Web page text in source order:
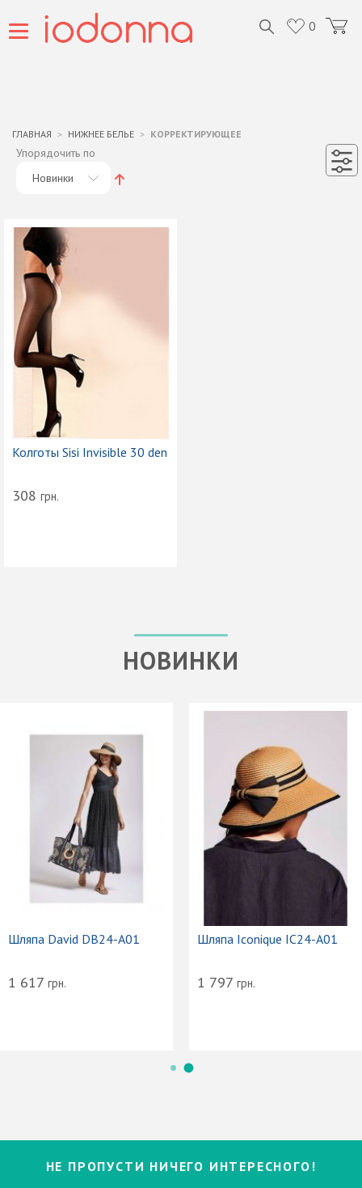
0
ГЛАВНАЯ НИЖНЕЕ БЕЛЬЕ КОРРЕКТИРУЮЩЕЕ
Упорядочить по
Новинки
Колготы Sisi Invisible 30 den
308 грн.
НОВИНКИ
Шляпа David DB24-A01
1 617 грн.
Шляпа Iconique IC24-A01
1 797 грн.
НЕ ПРОПУСТИ НИЧЕГО ИНТЕРЕСНОГО!